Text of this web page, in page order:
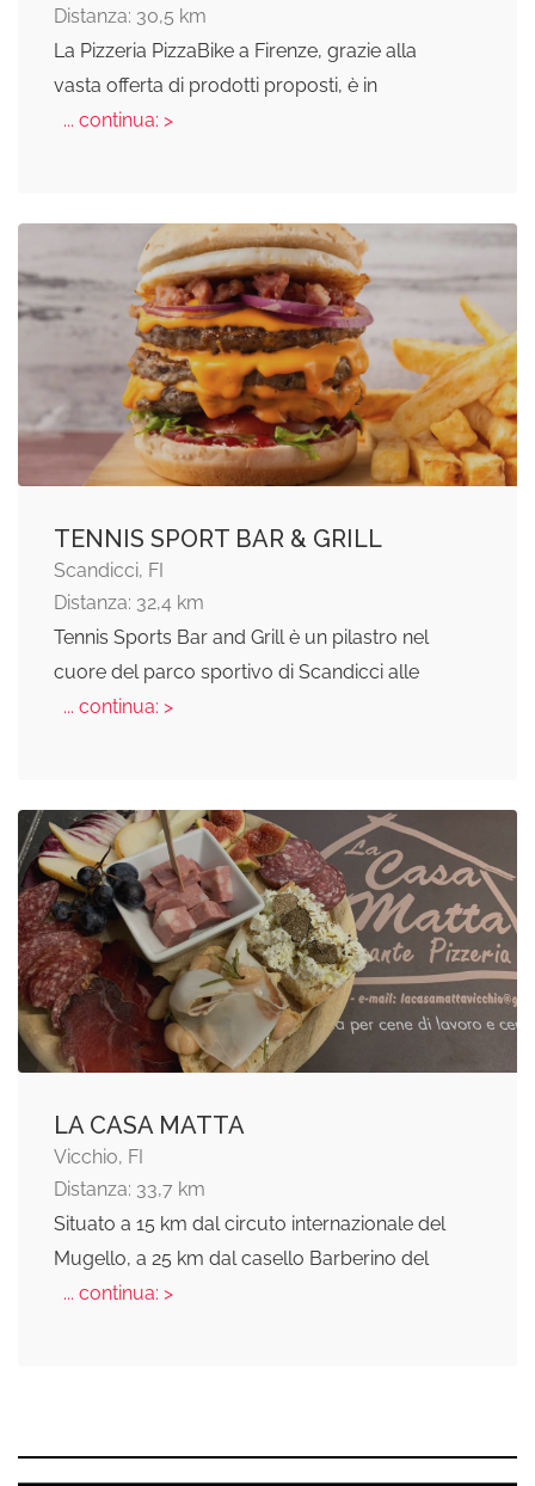
Distanza: 30,5 km
La Pizzeria PizzaBike a Firenze, grazie alla
vasta offerta di prodotti proposti, è in
... continua: >
TENNIS SPORT BAR & GRILL
Scandicci, FI
Distanza: 32,4 km
Tennis Sports Bar and Grill è un pilastro nel
cuore del parco sportivo di Scandicci alle
... continua: >
LA CASA MATTA
Vicchio, FI
Distanza: 33,7 km
Situato a 15 km dal circuto internazionale del
Mugello, a 25 km dal casello Barberino del
... continua: >